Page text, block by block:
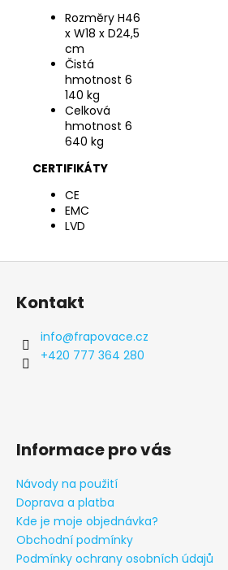
Rozměry H46
x W18 x D24,5
cm
Čistá
hmotnost 6
140 kg
Celková
hmotnost 6
640 kg
CERTIFIKÁTY
CE
EMC
LVD
Z
Kontakt
info@frapovace.cz
+420 777 364 280
Informace pro vás
Návody na použití
Doprava a platba
Kde je moje objednávka?
Obchodní podmínky
Podmínky ochrany osobních údajů